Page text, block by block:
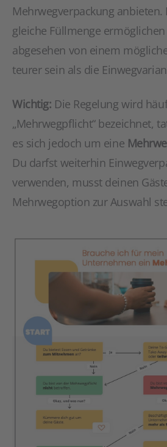
Mehrwegverpackung anbieten.
gleiche Füllmenge
abgesehen von einem
teurer sein als die
Wichtig: Die Regelung wird
„Mehrwegpflicht“ bezeichnet,
es sich jedoch um eine
Du darfst weiterhin
verwenden, musst deinen
Mehrwegoption zur Auswahl